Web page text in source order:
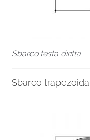
Sbarco testa diritta
Sbarco